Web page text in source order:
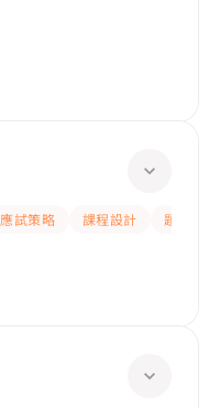
應試策略 課程設計
題目講解